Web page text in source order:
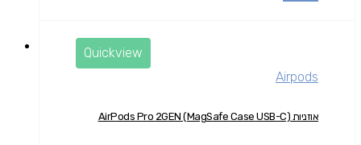
Quickview
Airpods
אוזניות AirPods Pro 2GEN (MagSafe Case USB-C)